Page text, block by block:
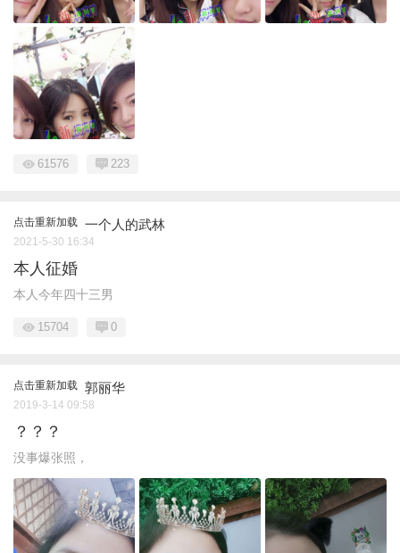
61576 223
点击重新加载 一个人的武林
2021-5-30 16:34
本人征婚
本人今年四十三男
15704 0
点击重新加载 郭丽华
2019-3-14 09:58
？？？
没事爆张照，